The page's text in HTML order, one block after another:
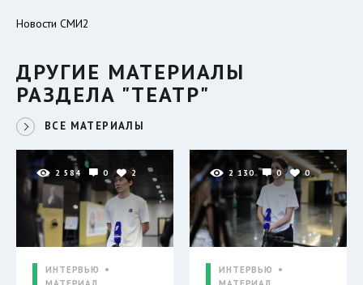
Новости СМИ2
ДРУГИЕ МАТЕРИАЛЫ
РАЗДЕЛА "ТЕАТР"
ВСЕ МАТЕРИАЛЫ
2 584 0 2
ИНТЕРВЬЮ
2 130 0 0
ИНТЕРВЬЮ